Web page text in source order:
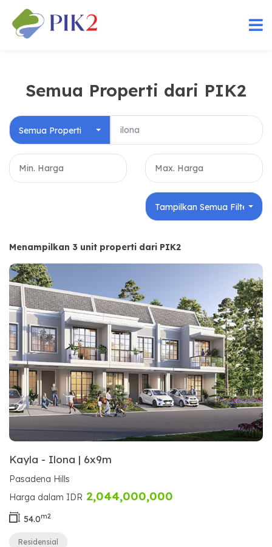
Semua Properti dari PIK2
Semua Properti
Menampilkan 3 unit properti dari PIK2
Tampilkan Semua Filter
Kayla - Ilona | 6x9m
Pasadena Hills
Harga dalam IDR 2,044,000,000
54.0m2
Residensial